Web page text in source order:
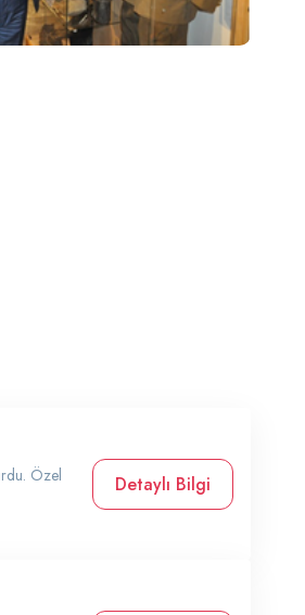
Özel
Detaylı Bilgi